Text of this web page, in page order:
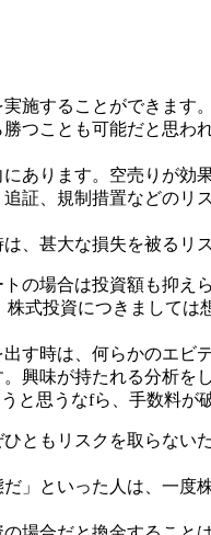
することができます
つことも可能だと思わ
あります。空売りが効
証、規制措置などのリ
、甚大な損失を被るリ
場合は投資額も抑え
式投資につきまして
す時は、何らかのエビ
味が持たれる分析を
思うなfら、手数料が
ともリスクを取らない
」といった人は、一